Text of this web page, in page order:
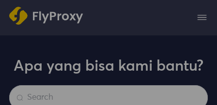
Apa yang bisa kami bantu?